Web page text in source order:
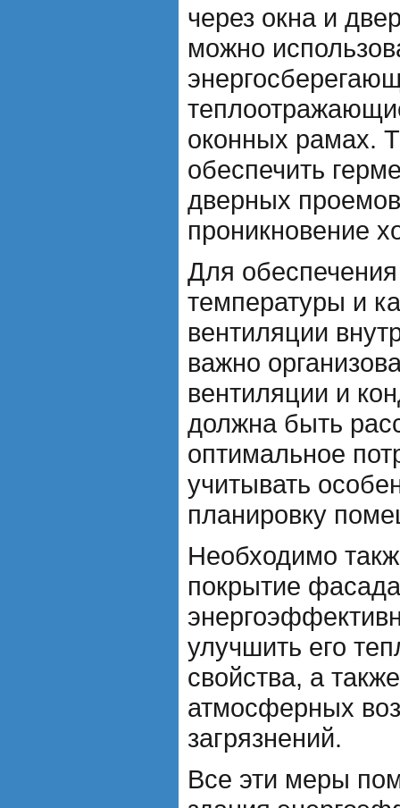
через окна и
можно
оконных рамах.
обеспечить
дверных
проникновение
Для
температуры и
вентиляции
важно
вентиляции и
должна быть
оптимальное
учитывать
планировку
Необходимо
покрытие фасада
улучшить его
свойства, а
атмосферных
загрязнений.
Все эти меры